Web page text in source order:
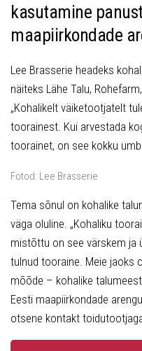
kasutamine
maapiirkondade
Lee Brasserie headeks
näiteks Lähe Talu,
„Kohalikelt väiketootjatelt
toorainest. Kui arvestada
toorainet, on see kokku
Fotod: Lee Brasserie
Tema sõnul on kohalike
väga oluline. „Kohaliku
mistõttu on see värskem ja
tulnud tooraine. Meie jaoks
mõõde – kohalike
Eesti maapiirkondade
otsene kontakt